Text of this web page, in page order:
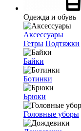
Одежда и обувь
Аксессуары
Гетры Подтяжки
Байки
Ботинки
Брюки
Головные уборы